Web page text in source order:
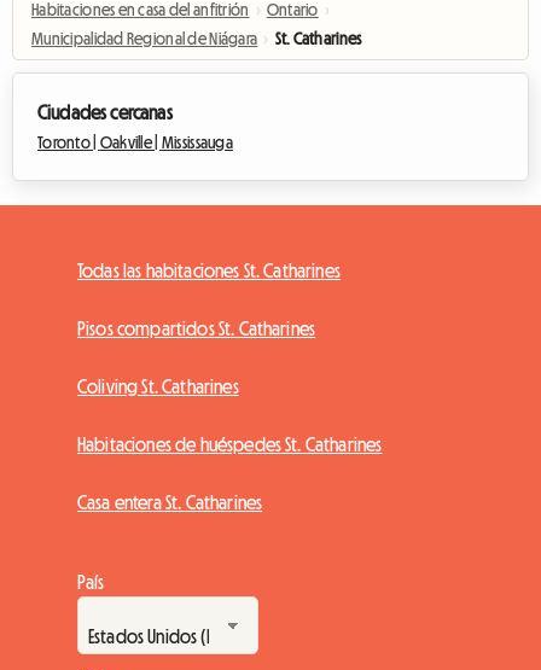
Habitaciones en casa del anfitrión › Ontario ›
Municipalidad Regional de Niágara › St. Catharines
Ciudades cercanas
Toronto | Oakville | Mississauga
Todas las habitaciones St. Catharines
Pisos compartidos St. Catharines
Coliving St. Catharines
Habitaciones de huéspedes St. Catharines
Casa entera St. Catharines
País